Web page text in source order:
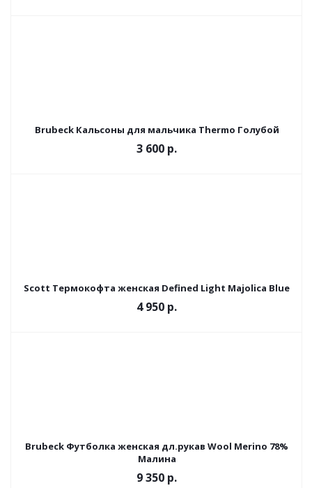
Brubeck Кальсоны для мальчика Thermo Голубой
3 600 р.
Scott Термокофта женская Defined Light Majolica Blue
4 950 р.
Brubeck Футболка женская дл.рукав Wool Merino 78%
Малина
9 350 р.